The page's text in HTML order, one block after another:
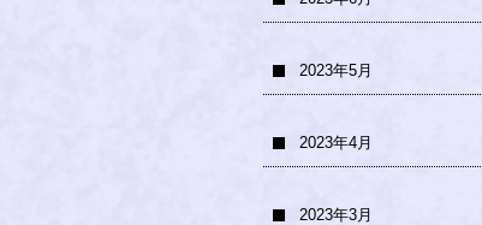
2023年5月
2023年4月
2023年3月